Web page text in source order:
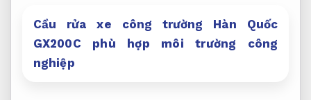
Cầu rửa xe công trường Hàn Quốc
GX200C phù hợp môi trường công
nghiệp